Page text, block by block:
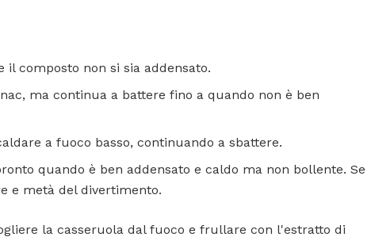
composto non si sia addensato.
ma continua a battere fino a quando non è ben
a fuoco basso, continuando a sbattere.
quando è ben addensato e caldo ma non bollente. Se
e metà del divertimento.
la casseruola dal fuoco e frullare con l'estratto di